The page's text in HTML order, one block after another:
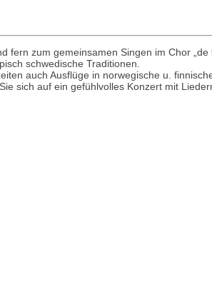
zum gemeinsamen Singen im Chor „de
schwedische Traditionen.
auch Ausflüge in norwegische u.
sich auf ein gefühlvolles Konzert mit